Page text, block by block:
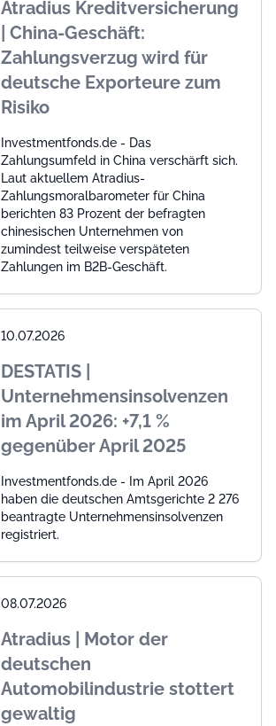
Atradius Kreditversicherung
| China-Geschäft:
Zahlungsverzug wird für
deutsche Exporteure zum
Risiko
Investmentfonds.de - Das
Zahlungsumfeld in China verschärft sich.
Laut aktuellem Atradius-
Zahlungsmoralbarometer für China
berichten 83 Prozent der befragten
chinesischen Unternehmen von
zumindest teilweise verspäteten
Zahlungen im B2B-Geschäft.
10.07.2026
DESTATIS |
Unternehmensinsolvenzen
im April 2026: +7,1 %
gegenüber April 2025
Investmentfonds.de - Im April 2026
haben die deutschen Amtsgerichte 2 276
beantragte Unternehmensinsolvenzen
registriert.
08.07.2026
Atradius | Motor der
deutschen
Automobilindustrie stottert
gewaltig